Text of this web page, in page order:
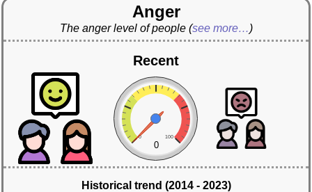
Anger
The anger level of people (see more…)
Recent
0 100
0
Historical trend (2014 - 2023)